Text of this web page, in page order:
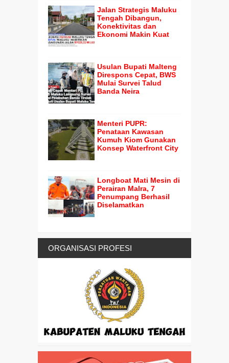
Jalan Strategis Maluku
Tengah Dibangun,
Konektivitas dan
Ekonomi Makin Kuat
Usulan Bupati Malteng
Direspons Cepat, BWS
Mulai Survei Talud
Banda Neira
Menteri PUPR:
Penataan Kawasan
Kumuh Kiom Gunakan
Konsep Waterfront City
Longboat Mati Mesin di
Perairan Malra, 7
Penumpang Berhasil
Diselamatkan
ORGANISASI PROFESI